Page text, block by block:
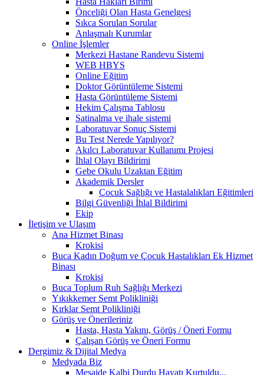
Önceliği Olan Hasta Genelgesi
Sıkca Sorulan Sorular
Anlaşmalı Kurumlar
Online İşlemler
Merkezi Hastane Randevu Sistemi
WEB HBYS
Online Eğitim
Doktor Görüntüleme Sistemi
Hasta Görüntüleme Sistemi
Hekim Çalışma Tablosu
Satinalma ve ihale sistemi
Laboratuvar Sonuç Sistemi
Bu Test Nerede Yapılıyor?
Akılcı Laboratuvar Kullanımı Projesi
İhlal Olayı Bildirimi
Gebe Okulu Uzaktan Eğitim
Akademik Dersler
Çocuk Sağlığı ve Hastalalıkları Eğitimleri
Bilgi Güvenliği İhlal Bildirimi
Ekip
İletişim ve Ulaşım
Ana Hizmet Binası
Krokisi
Buca Kadın Doğum ve Çocuk Hastalıkları Ek Hizmet
Binası
Krokisi
Buca Toplum Ruh Sağlığı Merkezi
Yıkıkkemer Semt Polikliniği
Kırklar Semt Polikliniği
Görüş ve Önerileriniz
Hasta, Hasta Yakını, Görüş / Öneri Formu
Çalışan Görüş ve Öneri Formu
Dergimiz & Dijital Medya
Medyada Biz
Mesaide Kalbi Durdu Hayatı Kurtuldu...